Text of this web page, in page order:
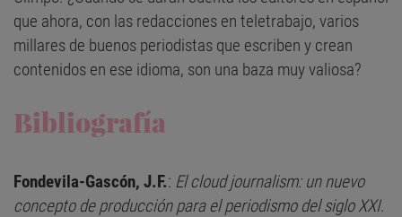
que ahora, con las redacciones en teletrabajo, varios
millares de buenos periodistas que escriben y crean
contenidos en ese idioma, son una baza muy valiosa?
Bibliografía
Fondevila-Gascón, J.F.: El cloud journalism: un nuevo
concepto de producción para el periodismo del siglo XXI.